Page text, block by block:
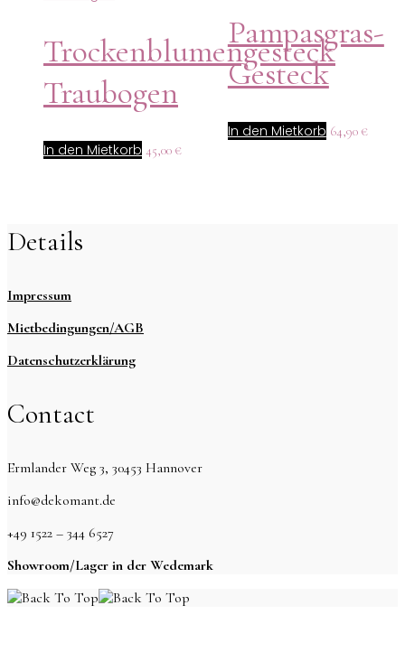
Trockenblumengesteck
Traubogen
In den Mietkorb 45,00 €
Pampasgras-
Gesteck
In den Mietkorb 64,90 €
Details
Impressum
Mietbedingungen/AGB
Datenschutzerklärung
Contact
Ermlander Weg 3, 30453 Hannover
info@dekomant.de
+49 1522 – 344 6527
Showroom/Lager in der Wedemark